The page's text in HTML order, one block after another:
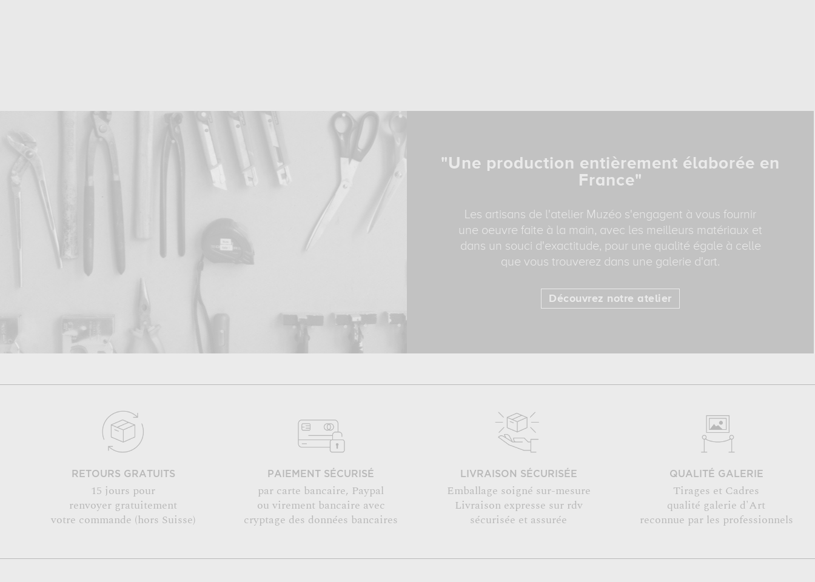
"Une production entièrement élaborée en
France"
Les artisans de l'atelier Muzéo s'engagent à vous fournir
une oeuvre faite à la main, avec les meilleurs matériaux et
dans un souci d'exactitude, pour une qualité égale à celle
que vous trouverez dans une galerie d'art.
Découvrez notre atelier
RETOURS GRATUITS
15 jours pour
renvoyer gratuitement
votre commande (hors Suisse)
PAIEMENT SÉCURISÉ
par carte bancaire, Paypal
ou virement bancaire avec
cryptage des données bancaires
LIVRAISON SÉCURISÉE
Emballage soigné sur-mesure
Livraison expresse sur rdv
sécurisée et assurée
QUALITÉ GALERIE
Tirages et Cadres
qualité galerie d'Art
reconnue par les professionnels